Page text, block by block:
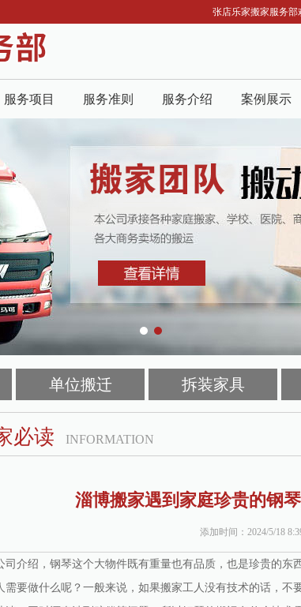
张店乐家搬家服务部
服务项目 服务准则 服务介绍 案例展示
单位搬迁 拆装家具
必读 INFORMATION
淄博搬家遇到家庭珍贵的钢
添加时间：2024/5/18
司介绍，钢琴这个大物件既有重量也有品质，也是珍贵的东
需要做什么呢？一般来说，如果搬家工人没有技术的话，